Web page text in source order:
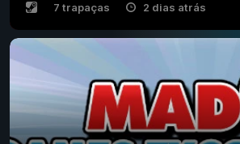
7 trapaças 2 dias atrás